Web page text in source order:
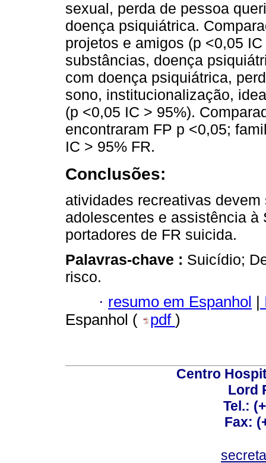
sexual, perda de pessoa
doença psiquiátrica.
projetos e amigos (p <0,05
substâncias, doença
com doença psiquiátrica,
sono, institucionalização,
(p <0,05 IC > 95%).
encontraram FP p <0,05;
IC > 95% FR.
Conclusões:
atividades recreativas
adolescentes e assistência à
portadores de FR suicida.
Palavras-chave : Suicídio;
risco.
· resumo em Espanhol
Espanhol (
pdf )
Centro
Lord
Tel.:
Fax: